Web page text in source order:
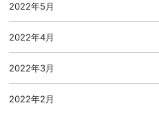
2022年5月
2022年4月
2022年3月
2022年2月